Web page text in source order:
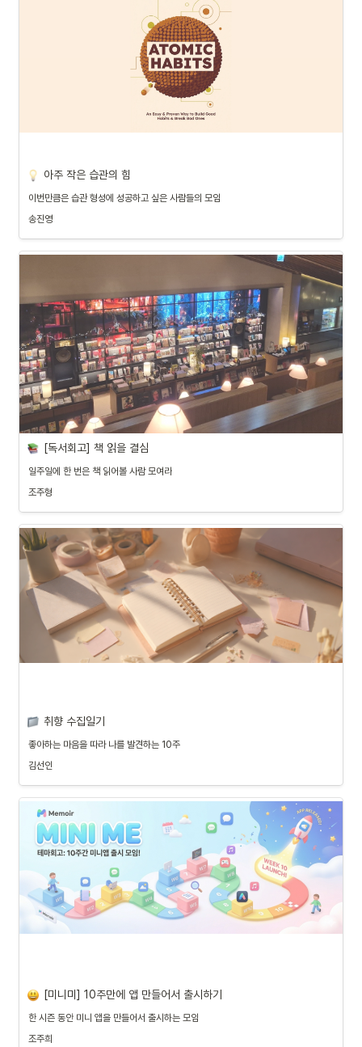
아주 작은 습관의 힘
이번만큼은 습관 형성에 성공하고 싶은 사람들의 모임
송진영
[독서회고] 책 읽을 결심
일주일에 한 번은 책 읽어볼 사람 모여라
조주형
취향 수집일기
좋아하는 마음을 따라 나를 발견하는 10주
김선인
[미니미] 10주만에 앱 만들어서 출시하기
한 시즌 동안 미니 앱을 만들어서 출시하는 모임
조주희